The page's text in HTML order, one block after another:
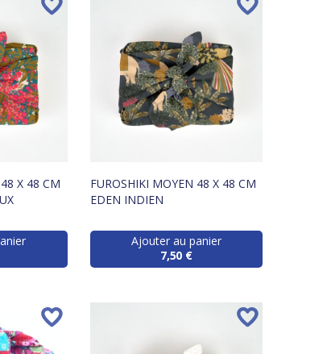
X 48 CM
FUROSHIKI MOYEN 48 X 48 CM
EDEN INDIEN
Ajouter au panier
7,50 €